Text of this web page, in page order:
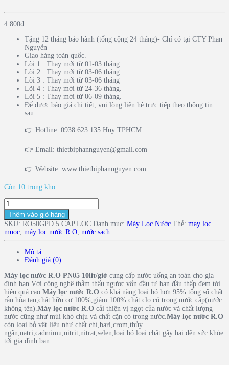
4.800₫
Tặng 12 tháng bảo hành (tổng cộng 24 tháng)- Chỉ có tại CTY Phan
Nguyễn
Giao hàng toàn quốc.
Lõi 1 : Thay mới từ 01-03 tháng.
Lõi 2 : Thay mới từ 03-06 tháng.
Lõi 3 : Thay mới từ 03-06 tháng
Lõi 4 : Thay mới từ 24-36 tháng.
Lõi 5 : Thay mới từ 06-09 tháng.
Để được báo giá chi tiết, vui lòng liên hệ trực tiếp theo thông tin
sau:
👉 Hotline: 0938 623 135 Huy TPHCM
👉 Email: thietbiphannguyen@gmail.com
👉 Website: www.thietbiphannguyen.com
Còn 10 trong kho
Bộ
lọc
RO
50
GPD
7
suất
lọc
10
L/giời)
số
lượng
Thêm vào giỏ hàng
SKU: RO50GPD 5 CẤP LỌC Danh mục: Máy Lọc Nước Thẻ: may loc
muoc máy lọc nước R.O nước sạch
Mô tả
Đánh giá (0)
Máy lọc nước R.O PN05 10lit/giờ cung cấp nước uống an toàn cho gia
đình bạn.Với công nghệ thẩm thấu ngược vốn đầu tư ban đầu thấp đem tới
hiệu quả cao. Máy lọc nước R.O có khả năng loại bỏ hơn 95% tổng số chất
rắn hòa tan,chất hữu cơ 100%,giảm 100% chất clo có trong nước cấp(nước
không tên). Máy lọc nước R.O cải thiện vị ngọt của nước và chất lượng
nước cũng như mùi khó chịu và chất cặn có trong nước. Máy lọc nước R.O
còn loại bỏ vật liệu như chất chì,bari,crom,thủy
ngân,natri,cadmimu,nitrit,nitrat,selen,loại bỏ loại chất gây hại đến sức khỏe
tới gia đình bạn.